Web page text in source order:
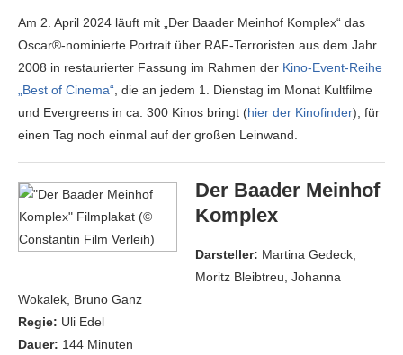
Am 2. April 2024 läuft mit „Der Baader Meinhof Komplex“ das
Oscar®-nominierte Portrait über RAF-Terroristen aus dem Jahr
2008 in restaurierter Fassung im Rahmen der Kino-Event-Reihe
„Best of Cinema“ , die an jedem 1. Dienstag im Monat Kultfilme
und Evergreens in ca. 300 Kinos bringt (hier der Kinofinder), für
einen Tag noch einmal auf der großen Leinwand.
Der Baader Meinhof
Komplex
Darsteller: Martina Gedeck,
Moritz Bleibtreu, Johanna
Wokalek, Bruno Ganz
Regie: Uli Edel
Dauer: 144 Minuten